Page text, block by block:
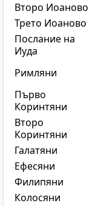
Второ Иоаново
Трето Иоаново
Послание на
Иуда
Римляни
Първо
Коринтяни
Второ
Коринтяни
Галатяни
Ефесяни
Филипяни
Колосяни